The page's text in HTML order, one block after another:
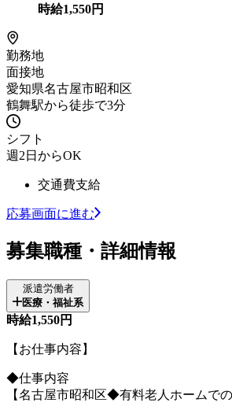
時給1,550円
勤務地
面接地
愛知県名古屋市昭和区
鶴舞駅から徒歩で3分
シフト
週2日からOK
交通費支給
応募画面に進む
募集職種・詳細情報
派遣労働者
医療・福祉系
時給1,550円
【お仕事内容】
◆仕事内容
【名古屋市昭和区◆有料老人ホームで